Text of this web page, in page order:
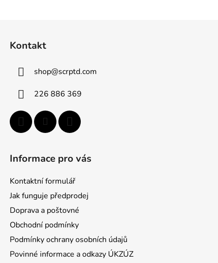
Kontakt
shop@scrptd.com
226 886 369
Informace pro vás
Kontaktní formulář
Jak funguje předprodej
Doprava a poštovné
Obchodní podmínky
Podmínky ochrany osobních údajů
Povinné informace a odkazy ÚKZÚZ